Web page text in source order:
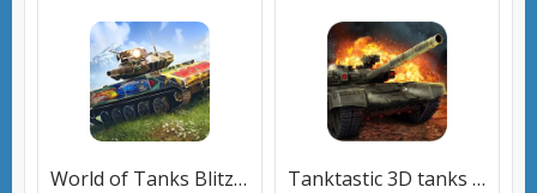
World of Tanks Blitz (Ворлд оф Танкс Блиц ПВП) [МОД Меню] APK Android Tanktastic 3D tanks (Танктастик 3D танки) [МОД Бесконечные монеты] APK Android